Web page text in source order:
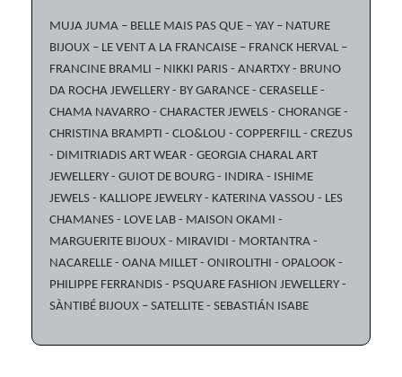
MUJA JUMA – BELLE MAIS PAS QUE – YAY – NATURE
BIJOUX – LE VENT A LA FRANCAISE – FRANCK HERVAL –
FRANCINE BRAMLI – NIKKI PARIS - ANARTXY - BRUNO
DA ROCHA JEWELLERY - BY GARANCE - CERASELLE -
CHAMA NAVARRO - CHARACTER JEWELS - CHORANGE -
CHRISTINA BRAMPTI - CLO&LOU - COPPERFILL - CREZUS
- DIMITRIADIS ART WEAR - GEORGIA CHARAL ART
JEWELLERY - GUIOT DE BOURG - INDIRA - ISHIME
JEWELS - KALLIOPE JEWELRY - KATERINA VASSOU - LES
CHAMANES - LOVE LAB - MAISON OKAMI -
MARGUERITE BIJOUX - MIRAVIDI - MORTANTRA -
NACARELLE - OANA MILLET - ONIROLITHI - OPALOOK -
PHILIPPE FERRANDIS - PSQUARE FASHION JEWELLERY -
SÀNTIBÉ BIJOUX – SATELLITE - SEBASTIÁN ISABE